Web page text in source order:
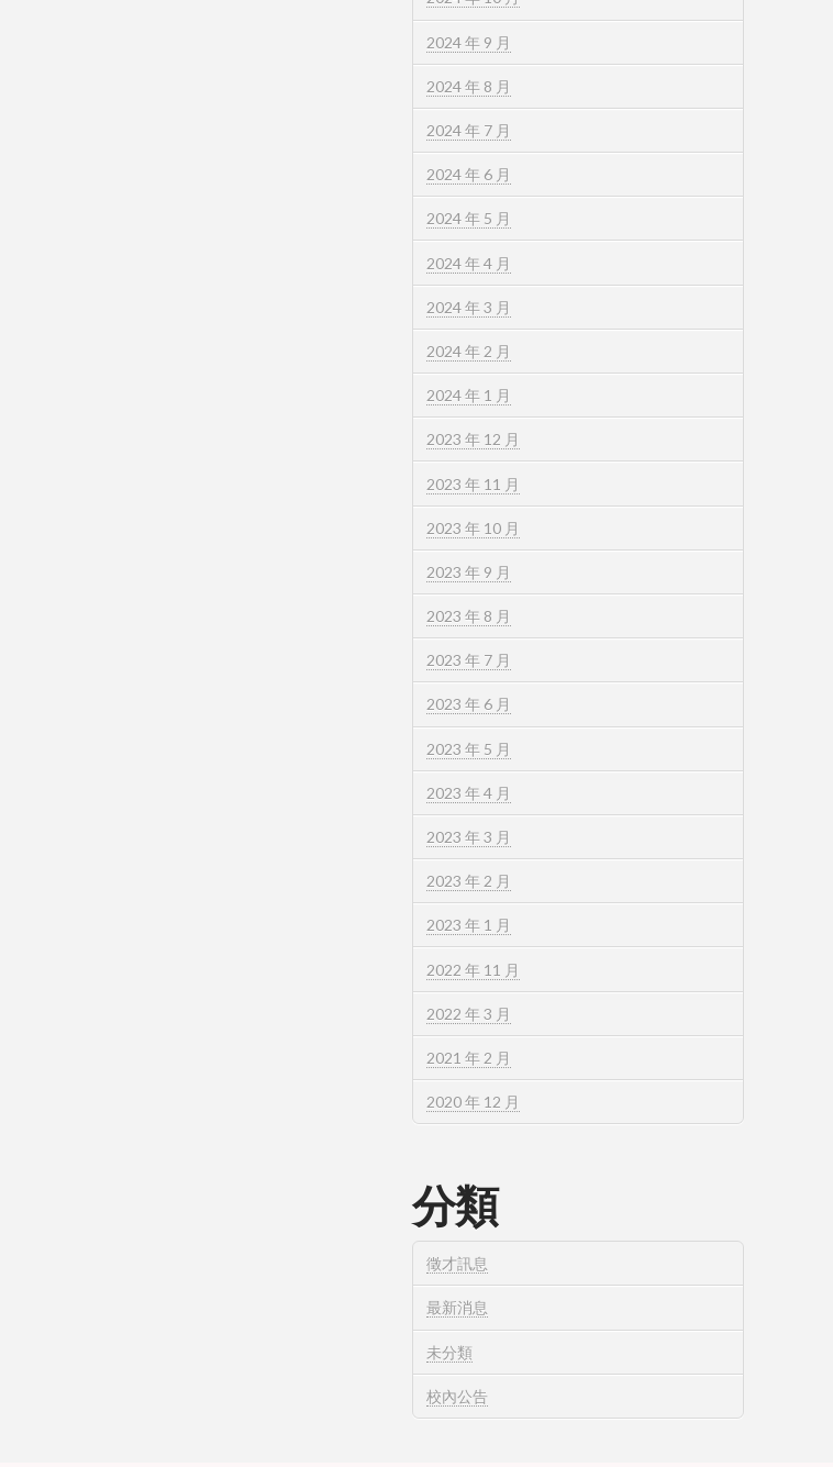
2024 年 9 月
2024 年 8 月
2024 年 7 月
2024 年 6 月
2024 年 5 月
2024 年 4 月
2024 年 3 月
2024 年 2 月
2024 年 1 月
2023 年 12 月
2023 年 11 月
2023 年 10 月
2023 年 9 月
2023 年 8 月
2023 年 7 月
2023 年 6 月
2023 年 5 月
2023 年 4 月
2023 年 3 月
2023 年 2 月
2023 年 1 月
2022 年 11 月
2022 年 3 月
2021 年 2 月
2020 年 12 月
分類
徵才訊息
最新消息
未分類
校內公告